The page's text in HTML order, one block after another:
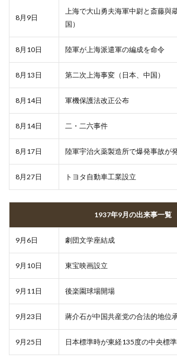
8月9日
上海で大山勇夫海軍中尉と斎藤與
国）
8月10日 陸軍が上海派遣軍の編成を命令
8月13日 第二次上海事変（日本、中国）
8月14日 軍機保護法改正公布
8月14日 二・二六事件
8月17日 陸軍宇治火薬製造所で爆発事故が
8月27日 トヨタ自動車工業設立
1937年9月の出来事一覧
9月6日 劇団文学座結成
9月10日 東宝映画設立
9月11日 後楽園球場開場
9月23日 蔣介石が中国共産党の合法的地位
9月25日 日本標準時が東経135度の中央標